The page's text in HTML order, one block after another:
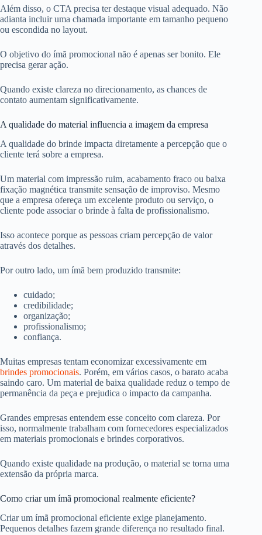
Além disso, o CTA precisa ter destaque visual adequado. Não
adianta incluir uma chamada importante em tamanho pequeno
ou escondida no layout.
O objetivo do ímã promocional não é apenas ser bonito. Ele
precisa gerar ação.
Quando existe clareza no direcionamento, as chances de
contato aumentam significativamente.
A qualidade do material influencia a imagem da empresa
A qualidade do brinde impacta diretamente a percepção que o
cliente terá sobre a empresa.
Um material com impressão ruim, acabamento fraco ou baixa
fixação magnética transmite sensação de improviso. Mesmo
que a empresa ofereça um excelente produto ou serviço, o
cliente pode associar o brinde à falta de profissionalismo.
Isso acontece porque as pessoas criam percepção de valor
através dos detalhes.
Por outro lado, um ímã bem produzido transmite:
cuidado;
credibilidade;
organização;
profissionalismo;
confiança.
Muitas empresas tentam economizar excessivamente em
brindes promocionais. Porém, em vários casos, o barato acaba
saindo caro. Um material de baixa qualidade reduz o tempo de
permanência da peça e prejudica o impacto da campanha.
Grandes empresas entendem esse conceito com clareza. Por
isso, normalmente trabalham com fornecedores especializados
em materiais promocionais e brindes corporativos.
Quando existe qualidade na produção, o material se torna uma
extensão da própria marca.
Como criar um ímã promocional realmente eficiente?
Criar um ímã promocional eficiente exige planejamento.
Pequenos detalhes fazem grande diferença no resultado final.